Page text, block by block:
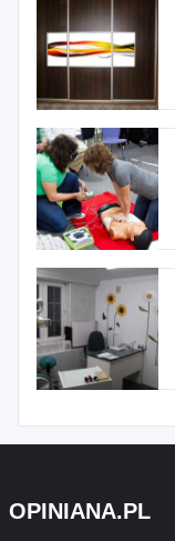
OPINIANA.PL